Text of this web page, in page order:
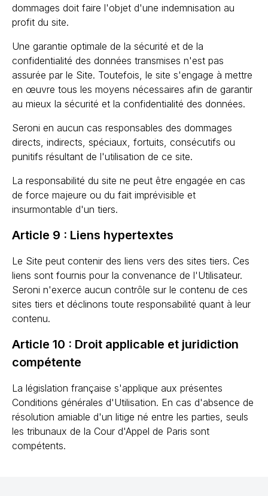
dommages doit faire l'objet d'une indemnisation au
profit du site.
Une garantie optimale de la sécurité et de la
confidentialité des données transmises n'est pas
assurée par le Site. Toutefois, le site s'engage à mettre
en œuvre tous les moyens nécessaires afin de garantir
au mieux la sécurité et la confidentialité des données.
Seroni en aucun cas responsables des dommages
directs, indirects, spéciaux, fortuits, consécutifs ou
punitifs résultant de l'utilisation de ce site.
La responsabilité du site ne peut être engagée en cas
de force majeure ou du fait imprévisible et
insurmontable d'un tiers.
Article 9 : Liens hypertextes
Le Site peut contenir des liens vers des sites tiers. Ces
liens sont fournis pour la convenance de l'Utilisateur.
Seroni n'exerce aucun contrôle sur le contenu de ces
sites tiers et déclinons toute responsabilité quant à leur
contenu.
Article 10 : Droit applicable et juridiction
compétente
La législation française s'applique aux présentes
Conditions générales d'Utilisation. En cas d'absence de
résolution amiable d'un litige né entre les parties, seuls
les tribunaux de la Cour d'Appel de Paris sont
compétents.